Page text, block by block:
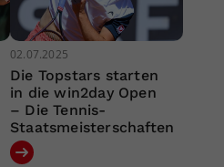
02.07.2025
Die Topstars starten
in die win2day Open
– Die Tennis-
Staatsmeisterschaften